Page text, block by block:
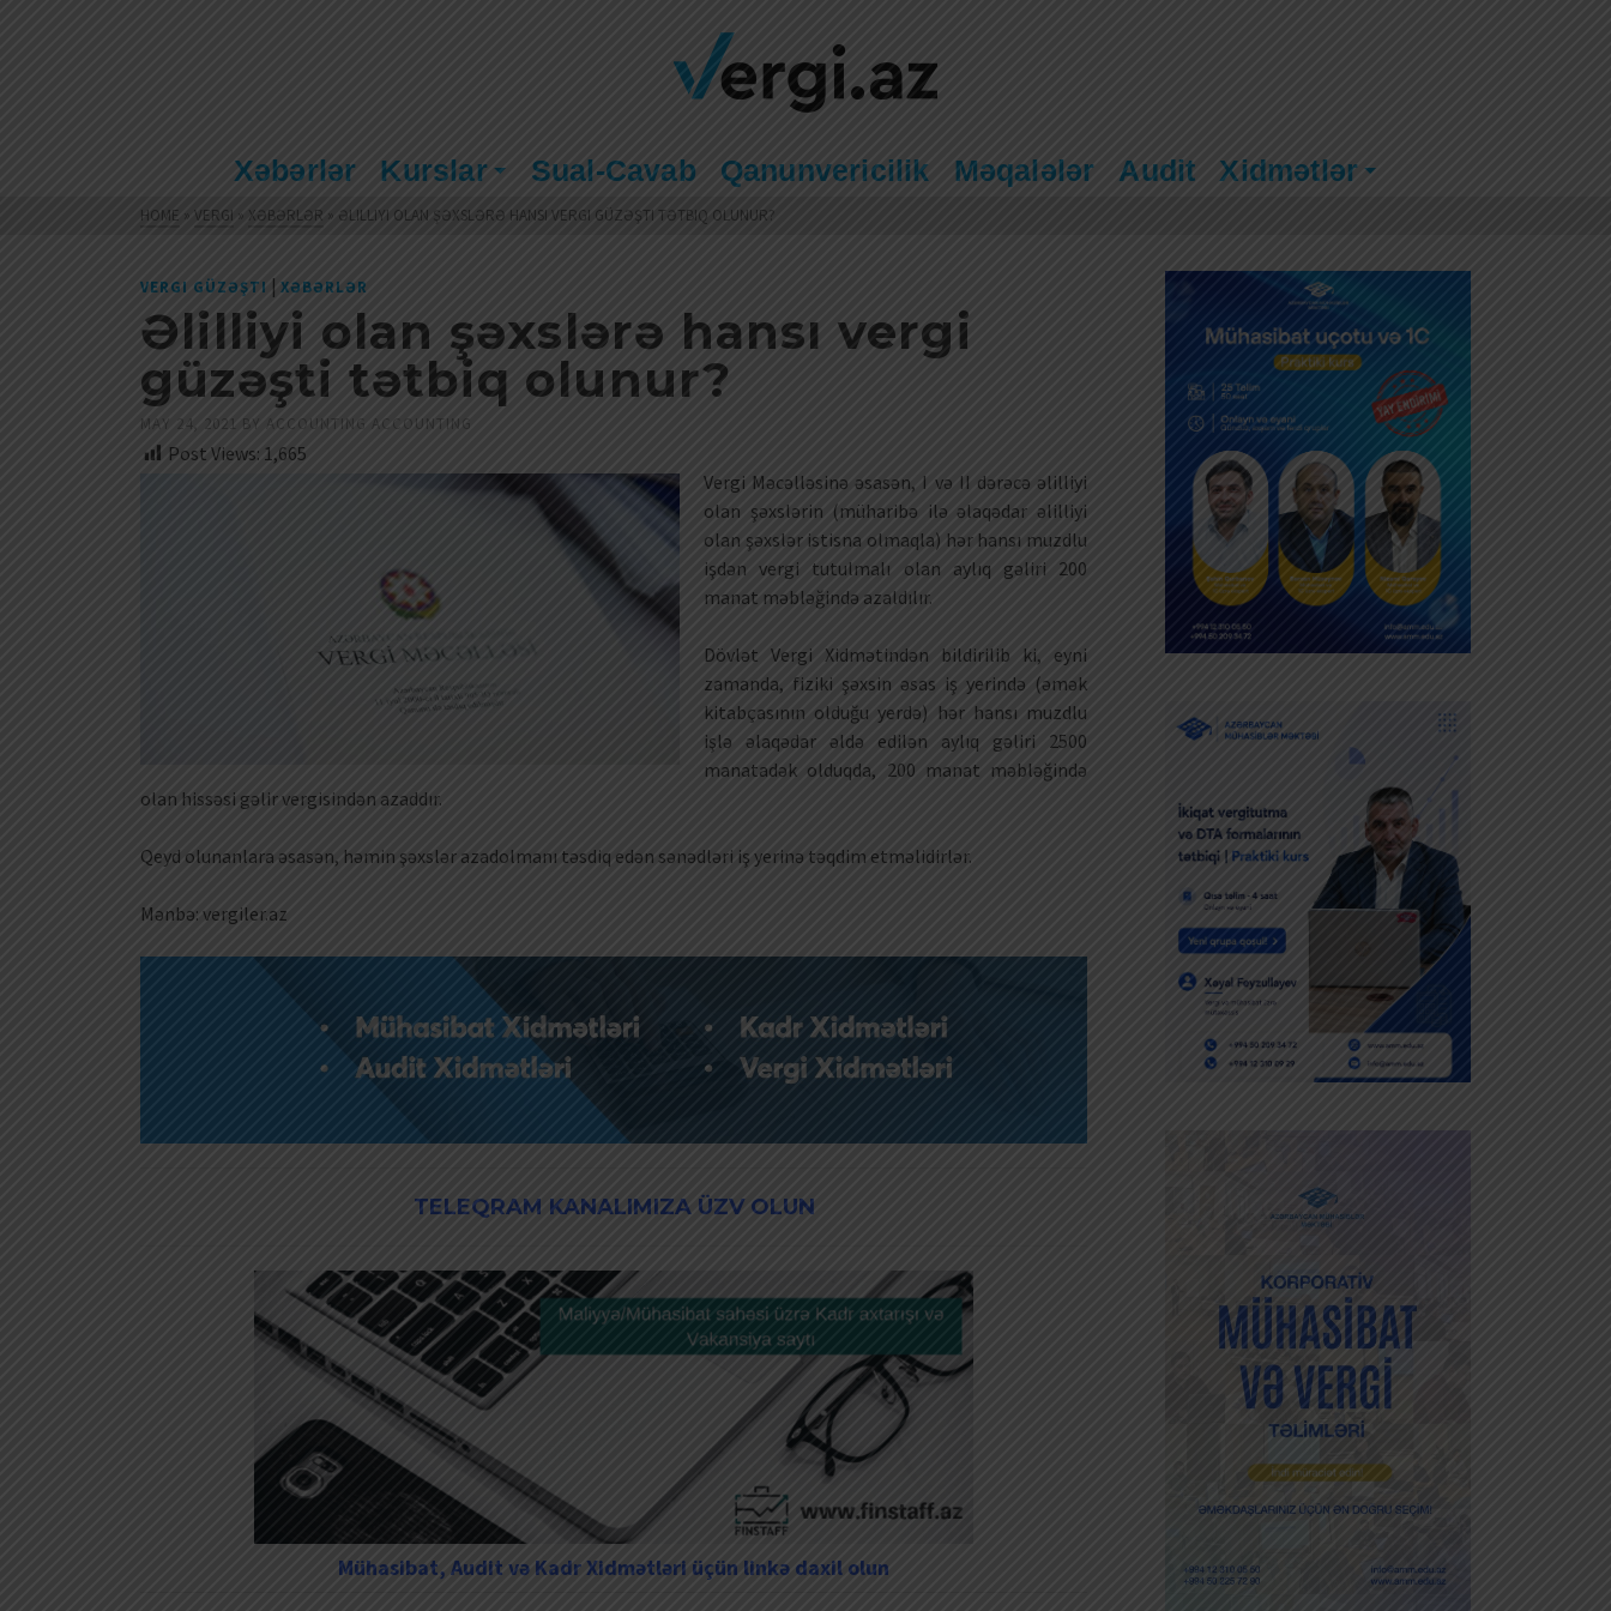
Xəbərlər Kurslar Sual-Cavab Qanunvericilik Məqalələr Audit Xidmətlər
HOME » VERGI » XƏBƏRLƏR » ƏLILLIYI OLAN ŞƏXSLƏRƏ HANSI VERGI GÜZƏŞTI TƏTBIQ OLUNUR?
VERGI GÜZƏŞTI | XƏBƏRLƏR
Əlilliyi olan şəxslərə hansı vergi
güzəşti tətbiq olunur?
MAY 24, 2021 BY ACCOUNTING ACCOUNTING
Post Views: 1,665
Vergi Məcəlləsinə əsasən, I və II dərəcə əlilliyi
olan şəxslərin (müharibə ilə əlaqədar əlilliyi
olan şəxslər istisna olmaqla) hər hansı muzdlu
işdən vergi tutulmalı olan aylıq gəliri 200
manat məbləğində azaldılır.
Dövlət Vergi Xidmətindən bildirilib ki, eyni
zamanda, fiziki şəxsin əsas iş yerində (əmək
kitabçasının olduğu yerdə) hər hansı muzdlu
işlə əlaqədar əldə edilən aylıq gəliri 2500
manatadək olduqda, 200 manat məbləğində
olan hissəsi gəlir vergisindən azaddır.
Qeyd olunanlara əsasən, həmin şəxslər azadolmanı təsdiq edən sənədləri iş yerinə təqdim etməlidirlər.
Mənbə: vergiler.az
TELEQRAM KANALIMIZA ÜZV OLUN
Mühasibat, Audit və Kadr Xidmətləri üçün linkə daxil olun